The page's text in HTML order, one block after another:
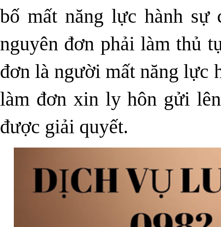
bố mất năng lực hành
nguyên đơn phải làm thủ
đơn là người mất năng lực
làm đơn xin ly hôn gửi
được giải quyết.